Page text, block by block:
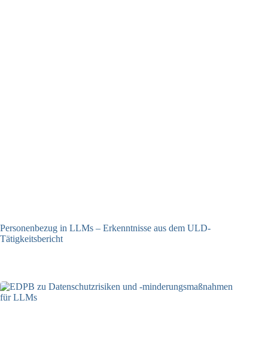
Personenbezug in LLMs – Erkenntnisse aus dem ULD-
Tätigkeitsbericht